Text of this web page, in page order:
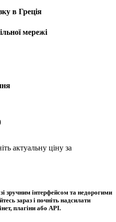
в Греція
мережі
актуальну ціну за
зручним інтерфейсом та недорогими
зараз і почніть надсилати
плагіни або API.